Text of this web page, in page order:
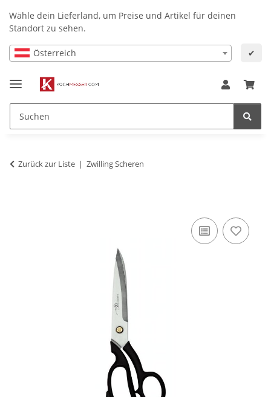
Wähle dein Lieferland, um Preise und Artikel für deinen
Standort zu sehen.
Österreich ✔
Zurück zur Liste Zwilling Scheren